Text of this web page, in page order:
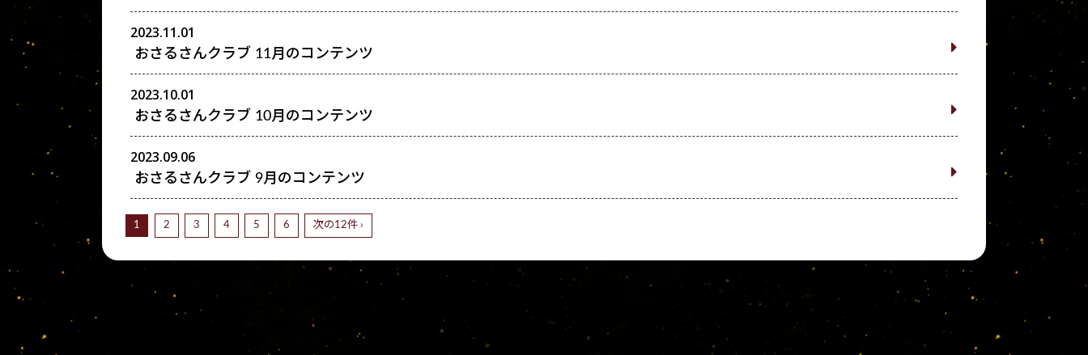
2023.11.01
おさるさんクラブ 11月のコンテンツ
2023.10.01
おさるさんクラブ 10月のコンテンツ
2023.09.06
おさるさんクラブ 9月のコンテンツ
1 2 3 4 5 6 次の12件 ›